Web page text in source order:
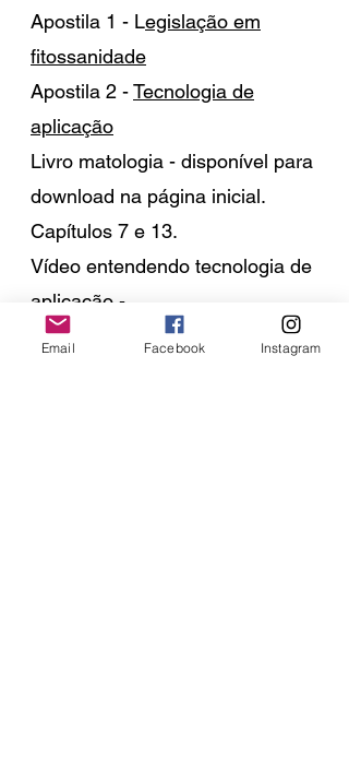
Apostila 1 - Legislação em
fitossanidade
Apostila 2 -Tecnologia de
aplicação
Livro matologia - disponível para
download na página inicial.
Capítulos 7 e 13.
Vídeo entendendo tecnologia de
aplicação -
https://www.youtube.com/watch
Email Facebook Instagram